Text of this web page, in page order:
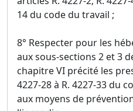
14 du code du travail ;
8° Respecter pour les
aux sous-sections 2 et 3
chapitre VI précité les
4227-28 à R. 4227-33 du
aux moyens de